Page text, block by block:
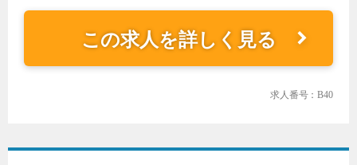
この求人を詳しく見る
求人番号：B40